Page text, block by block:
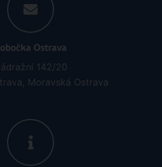
Ostrava
142/20
Moravská Ostrava